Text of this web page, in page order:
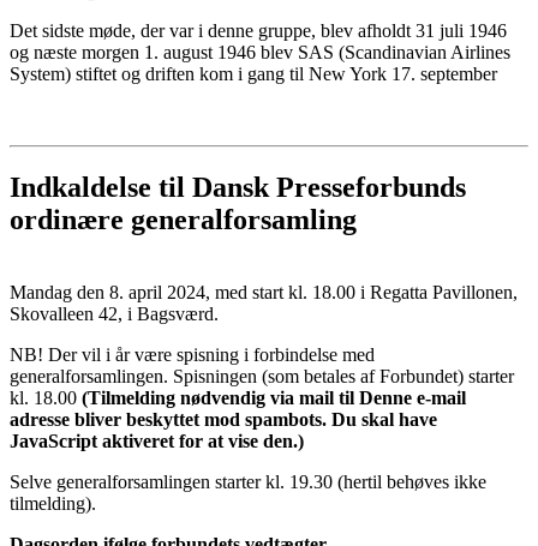
Det sidste møde, der var i denne gruppe, blev afholdt 31 juli 1946
og næste morgen 1. august 1946 blev SAS (Scandinavian Airlines
System) stiftet og driften kom i gang til New York 17. september
Indkaldelse til Dansk Presseforbunds
ordinære generalforsamling
Mandag den 8. april 2024, med start kl. 18.00 i Regatta Pavillonen,
Skovalleen 42, i Bagsværd.
NB! Der vil i år være spisning i forbindelse med
generalforsamlingen. Spisningen (som betales af Forbundet) starter
kl. 18.00 (Tilmelding nødvendig via mail til Denne e-mail
adresse bliver beskyttet mod spambots. Du skal have
JavaScript aktiveret for at vise den.)
Selve generalforsamlingen starter kl. 19.30 (hertil behøves ikke
tilmelding).